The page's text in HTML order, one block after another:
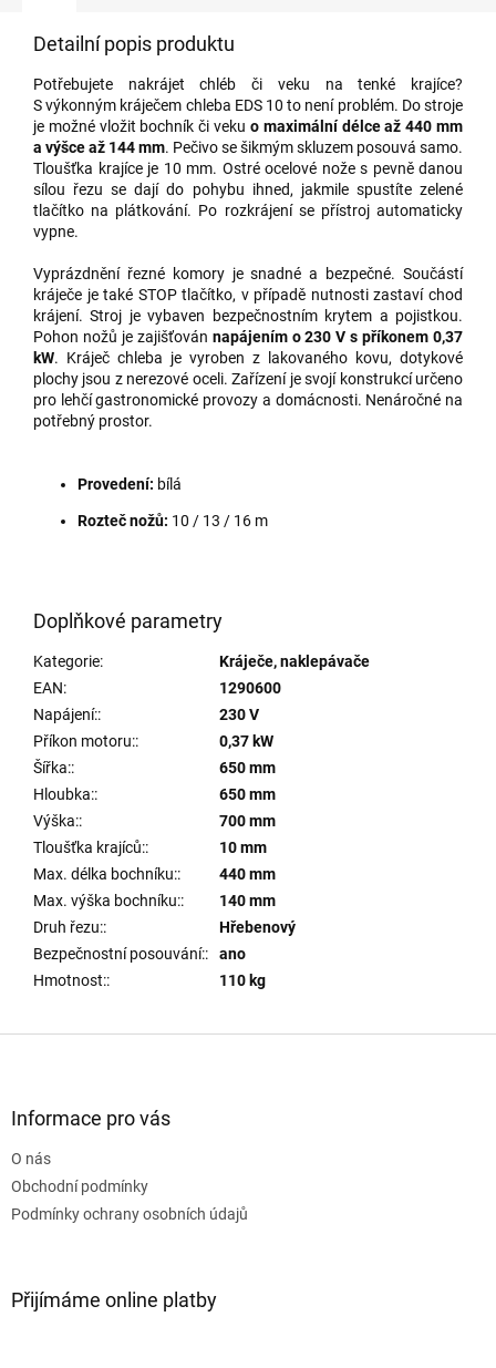
Detailní popis produktu
Potřebujete nakrájet chléb či veku na tenké krajíce?
S výkonným kráječem chleba EDS 10 to není problém. Do stroje
je možné vložit bochník či veku o maximální délce až 440 mm
a výšce až 144 mm. Pečivo se šikmým skluzem posouvá samo.
Tloušťka krajíce je 10 mm. Ostré ocelové nože s pevně danou
sílou řezu se dají do pohybu ihned, jakmile spustíte zelené
tlačítko na plátkování. Po rozkrájení se přístroj automaticky
vypne.
Vyprázdnění řezné komory je snadné a bezpečné. Součástí
kráječe je také STOP tlačítko, v případě nutnosti zastaví chod
krájení. Stroj je vybaven bezpečnostním krytem a pojistkou.
Pohon nožů je zajišťován napájením o 230 V s příkonem 0,37
kW. Kráječ chleba je vyroben z lakovaného kovu, dotykové
plochy jsou z nerezové oceli. Zařízení je svojí konstrukcí určeno
pro lehčí gastronomické provozy a domácnosti. Nenáročné na
potřebný prostor.
Provedení: bílá
Rozteč nožů: 10 / 13 / 16 m
Doplňkové parametry
Kategorie:
Kráječe, naklepávače
EAN:
1290600
Napájení::
230 V
Příkon motoru::
0,37 kW
Šířka::
650 mm
Hloubka::
650 mm
Výška::
700 mm
Tloušťka krajíců::
10 mm
Max. délka bochníku::
440 mm
Max. výška bochníku::
140 mm
Druh řezu::
Hřebenový
Bezpečnostní posouvání::
ano
Hmotnost:: 110 kg
Informace pro vás
O nás
Obchodní podmínky
Podmínky ochrany osobních údajů
Přijímáme online platby